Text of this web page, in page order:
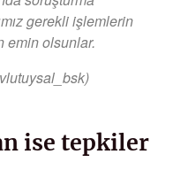
gerekli işlemlerin
emin olsunlar.
ise tepkiler